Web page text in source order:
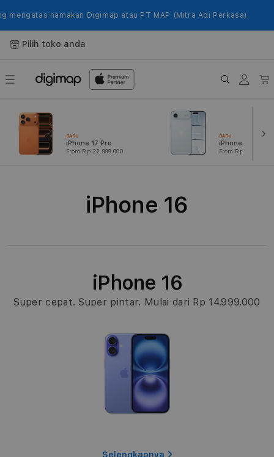
ke
namakan Digimap atau PT MAP (Mitra Adi Perkasa).
Pilih toko anda
Login
BARU
iPhone 17 Pro
From Rp 22.999.000
BARU
iPhone Air
From Rp 16.999.000
K
k
s
iPhone 16
iPhone 16
Super cepat. Super pintar. Mulai dari Rp 14.999.000
Selengkapnya